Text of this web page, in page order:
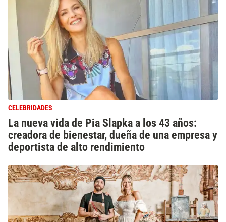
CELEBRIDADES
La nueva vida de Pia Slapka a los 43 años:
creadora de bienestar, dueña de una empresa y
deportista de alto rendimiento